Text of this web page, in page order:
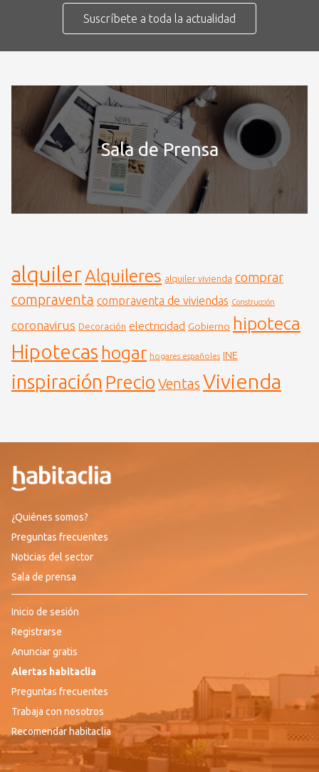
Suscríbete a toda la actualidad
Sala de Prensa
alquilerAlquileres alquiler vivienda comprar
compraventa compraventa de viviendas Construcción
coronavirus Decoración electricidad Gobierno hipoteca
Hipotecas hogar hogares españoles INE
inspiración Precio Ventas Vivienda
¿Quiénes somos?
Preguntas frecuentes
Noticias del sector
Sala de prensa
Inicio de sesión
Registrarse
Anunciar gratis
Alertas habitaclia
Preguntas frecuentes
Trabaja con nosotros
Recomendar habitaclia